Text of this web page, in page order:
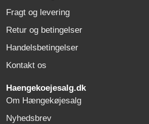
Fragt og levering
Retur og betingelser
Handelsbetingelser
Kontakt os
Haengekoejesalg.dk
Om Hængekøjesalg
Nyhedsbrev